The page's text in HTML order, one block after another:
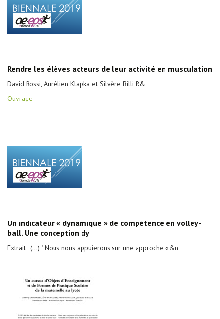
Rendre les élèves acteurs de leur activité en musculation
David Rossi, Aurélien Klapka et Silvère Billi R&
Ouvrage
Un indicateur « dynamique » de compétence en volley-
ball. Une conception dy
Extrait : (...) " Nous nous appuierons sur une approche «&n